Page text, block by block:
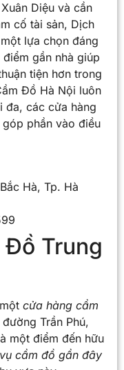
Diệu và cần
cố tài sản, Dịch
lựa chọn đáng
gần nhà giúp
tiện hơn trong
Đồ Hà Nội luôn
đa, các cửa hàng
phần vào điều
Hà, Tp. Hà
Đồ Trung
cửa hàng cầm
Trần Phú,
một điểm đến hữu
cầm đồ gần đây